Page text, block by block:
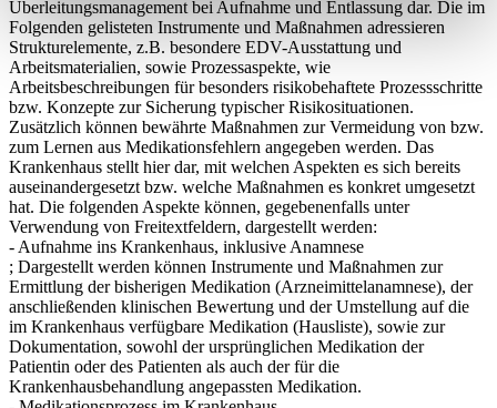
Überleitungsmanagement bei Aufnahme und Entlassung dar. Die im
Folgenden gelisteten Instrumente und Maßnahmen adressieren
Strukturelemente, z.B. besondere EDV-Ausstattung und
Arbeitsmaterialien, sowie Prozessaspekte, wie
Arbeitsbeschreibungen für besonders risikobehaftete Prozessschritte
bzw. Konzepte zur Sicherung typischer Risikosituationen.
Zusätzlich können bewährte Maßnahmen zur Vermeidung von bzw.
zum Lernen aus Medikationsfehlern angegeben werden. Das
Krankenhaus stellt hier dar, mit welchen Aspekten es sich bereits
auseinandergesetzt bzw. welche Maßnahmen es konkret umgesetzt
hat. Die folgenden Aspekte können, gegebenenfalls unter
Verwendung von Freitextfeldern, dargestellt werden:
- Aufnahme ins Krankenhaus, inklusive Anamnese
; Dargestellt werden können Instrumente und Maßnahmen zur
Ermittlung der bisherigen Medikation (Arzneimittelanamnese), der
anschließenden klinischen Bewertung und der Umstellung auf die
im Krankenhaus verfügbare Medikation (Hausliste), sowie zur
Dokumentation, sowohl der ursprünglichen Medikation der
Patientin oder des Patienten als auch der für die
Krankenhausbehandlung angepassten Medikation.